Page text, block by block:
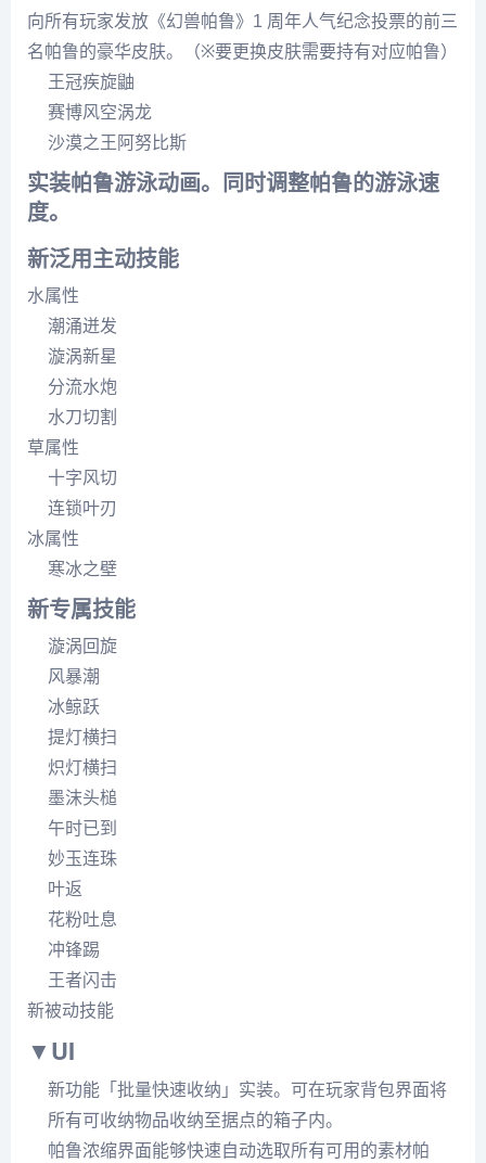
向所有玩家发放《幻兽帕鲁》1 周年人气纪念投票的前三
名帕鲁的豪华皮肤。（※要更换皮肤需要持有对应帕鲁）
王冠疾旋鼬
赛博风空涡龙
沙漠之王阿努比斯
实装帕鲁游泳动画。同时调整帕鲁的游泳速
度。
新泛用主动技能
水属性
潮涌迸发
漩涡新星
分流水炮
水刀切割
草属性
十字风切
连锁叶刃
冰属性
寒冰之壁
新专属技能
漩涡回旋
风暴潮
冰鲸跃
提灯横扫
炽灯横扫
墨沫头槌
午时已到
妙玉连珠
叶返
花粉吐息
冲锋踢
王者闪击
新被动技能
▼UI
新功能「批量快速收纳」实装。可在玩家背包界面将
所有可收纳物品收纳至据点的箱子内。
帕鲁浓缩界面能够快速自动选取所有可用的素材帕